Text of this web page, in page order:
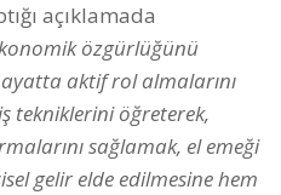
açıklamada
özgürlüğünü
aktif rol almalarını
tekniklerini öğreterek,
sağlamak, el emeği
gelir elde edilmesine hem